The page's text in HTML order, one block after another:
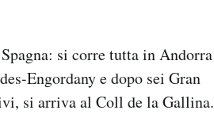
si corre tutta in Andorra
Engordany e dopo sei Gran
si arriva al Coll de la Gallina.